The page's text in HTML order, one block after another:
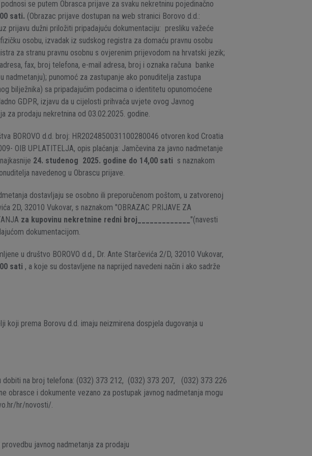
se putem Obrasca prijave za svaku nekretninu pojedinačno
sati. (Obrazac prijave dostupan na web stranici Borovo d.d.:
prijavu dužni priložiti pripadajuću dokumentaciju: presliku važeće
osobu, izvadak iz sudskog registra za domaću pravnu osobu
za stranu pravnu osobnu s ovjerenim prijevodom na hrvatski jezik;
fax, broj telefona, e-mail adresa, broj i oznaka računa banke
nadmetanju); punomoć za zastupanje ako ponuditelja zastupa
bilježnika) sa pripadajućim podacima o identitetu opunomoćene
GDPR, izjavu da u cijelosti prihvaća uvjete ovog Javnog
za prodaju nekretnina od 03.02.2025. godine.
BOROVO d.d. broj: HR2024850031100280046 otvoren kod Croatia
OIB UPLATITELJA, opis plaćanja: Jamčevina za javno nadmetanje
24. studenog 2025. godine do 14,00 sati s naznakom
navedenog u Obrascu prijave.
dostavljaju se osobno ili preporučenom poštom, u zatvorenoj
2D, 32010 Vukovar, s naznakom "OBRAZAC PRIJAVE ZA
za kupovinu nekretnine redni broj_____________ "(navesti
dokumentacijom.
u društvo BOROVO d.d., Dr. Ante Starčevića 2/D, 32010 Vukovar,
sati , a koje su dostavljene na naprijed navedeni način i ako sadrže
koji prema Borovu d.d. imaju neizmirena dospjela dugovanja u
dobiti na broj telefona: (032) 373 212, (032) 373 207, (032) 373 226
obrasce i dokumente vezano za postupak javnog nadmetanja mogu
hr/novosti/.
javnog nadmetanja za prodaju